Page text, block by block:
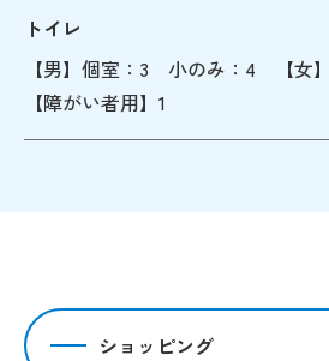
トイレ
【男】個室：3 小のみ：4 【女
【障がい者用】1
ショッピング